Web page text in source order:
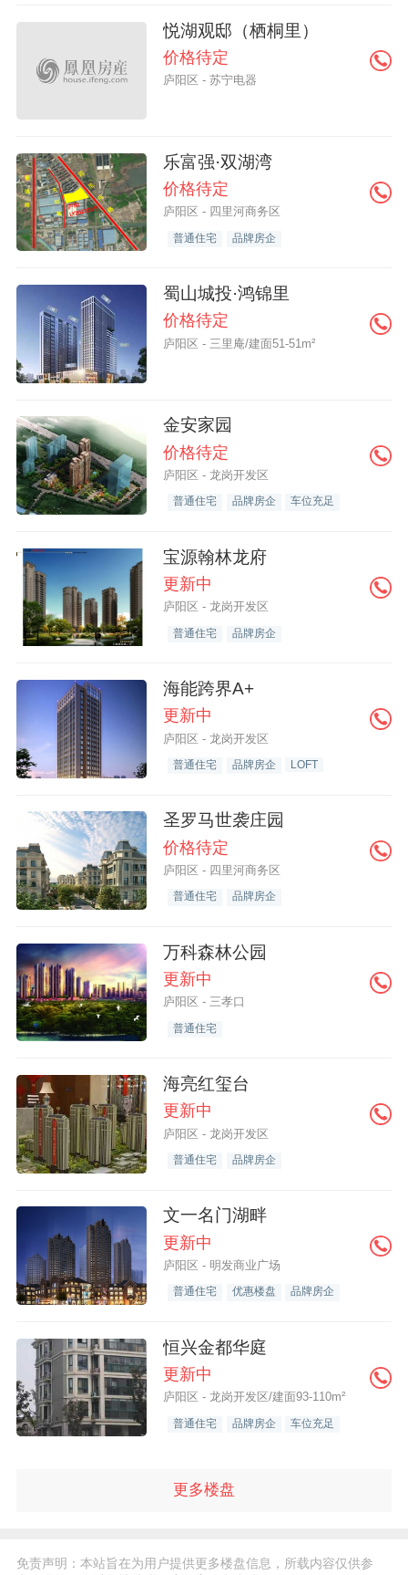
悦湖观邸（栖桐里）
价格待定
庐阳区 - 苏宁电器
乐富强·双湖湾
价格待定
庐阳区 - 四里河商务区
普通住宅 品牌房企
蜀山城投·鸿锦里
价格待定
庐阳区 - 三里庵/建面51-51m²
金安家园
价格待定
庐阳区 - 龙岗开发区
普通住宅 品牌房企 车位充足
宝源翰林龙府
更新中
庐阳区 - 龙岗开发区
普通住宅 品牌房企
海能跨界A+
更新中
庐阳区 - 龙岗开发区
普通住宅 品牌房企 LOFT
圣罗马世袭庄园
价格待定
庐阳区 - 四里河商务区
普通住宅 品牌房企
万科森林公园
更新中
庐阳区 - 三孝口
普通住宅
海亮红玺台
更新中
庐阳区 - 龙岗开发区
普通住宅 品牌房企
文一名门湖畔
更新中
庐阳区 - 明发商业广场
普通住宅 优惠楼盘 品牌房企
恒兴金都华庭
更新中
庐阳区 - 龙岗开发区/建面93-110m²
普通住宅 品牌房企 车位充足
更多楼盘
免责声明：本站旨在为用户提供更多楼盘信息，所载内容仅供参